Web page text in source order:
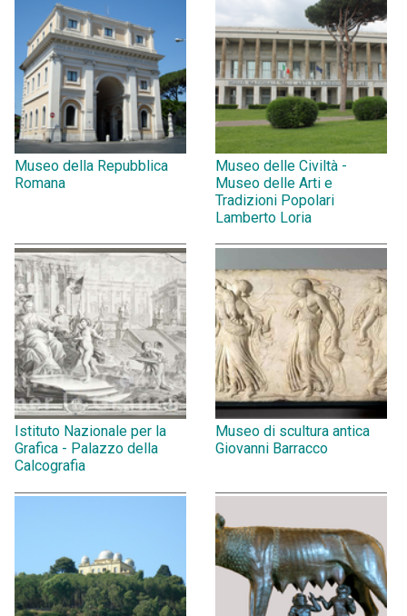
Museo della Repubblica
Romana
Museo delle Civiltà -
Museo delle Arti e
Tradizioni Popolari
Lamberto Loria
Istituto Nazionale per la
Grafica - Palazzo della
Calcografia
Museo di scultura antica
Giovanni Barracco